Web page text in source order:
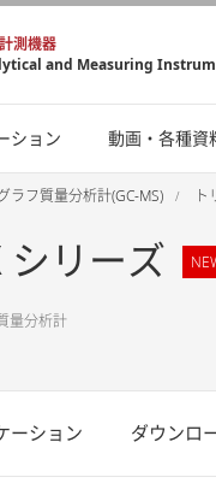
測機器
and Measuring
ション 動画・各種資
ラフ質量分析計(GC-MS)
シリーズ
量分析計
ーション ダウンロ